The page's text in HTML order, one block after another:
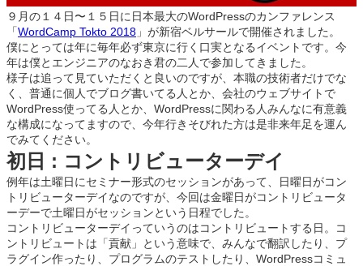
９月の１４日〜１５日に日本最大のWordPressのカンファレンス
「WordCamp Tokto 2018 」が新宿ベルサールで開催されました。
僕にとっては年に毎年必ず東京に行く口実となるイベントです。今
年は僕とエンジニアのなおき君の二人で参加してきました。
様子は追って見ていただくと良いのですが、本職の技術者だけでな
く、普通に個人でブログ書いてる人とか、会社のウェブサイトで
WordPress使ってる人とか、WordPressに関わる人みんなに有意義
な構成になってますので、今年行きそびれた方は是非来年足を運ん
でみてください。
初日 : コントリビューターデイ
例年は土曜日にセミナー形式のセッションがあって、日曜日がコン
トリビューターデイなのですが、今回は金曜日がコントリビュータ
ーデーで土曜日がセッションという日程でした。
コントリビューターデイっていうのはコントリビュートする日。コ
ントリビュートは「貢献」という意味で、みんなで翻訳したり、プ
ラグイン作ったり、プログラムのテストしたり、WordPressコミュ